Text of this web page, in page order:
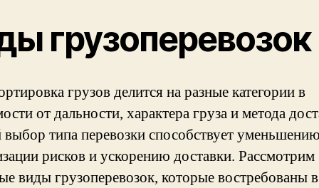
грузоперевозок
грузов делится на разные категории в
от дальности, характера груза и метода
типа перевозки способствует уменьшению
рисков и ускорению доставки. Рассмотрим
виды грузоперевозок, которые востребованы в